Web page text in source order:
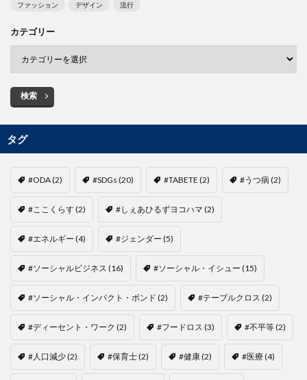
ファッション デザイン 流行
カテゴリー
検索
タグ
#ODA(2) #SDGs (20) #TABETE (2) #うつ病(2)
#ここくらす(2) #しぇあひるずヨコハマ (2)
#エネルギー (4) #ジェンダー (5)
#ソーシャルビジネス (16) #ソーシャル・イシュー (15)
#ソーシャル・インパクト・ボンド (2) #テーブルクロス (2)
#ディーセント・ワーク (2) #フードロス (3) #不平等(2)
#人口減少(2) #保育士(2) #健康(2) #医療(4)